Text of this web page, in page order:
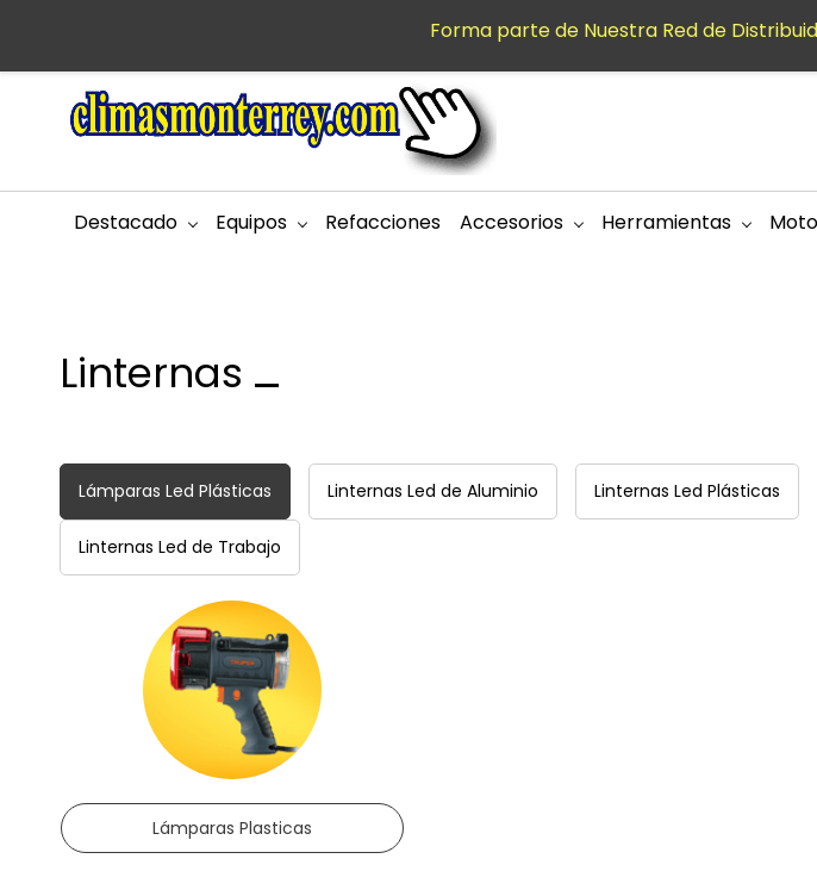
principal
Destacado Equipos Refacciones Accesorios Herramientas
Linternas
Lámparas Led Plásticas Linternas Led de Aluminio Linternas Led Plásticas
Linternas Led de Trabajo
Lámparas Plasticas
Forma parte de Nuestra Red de